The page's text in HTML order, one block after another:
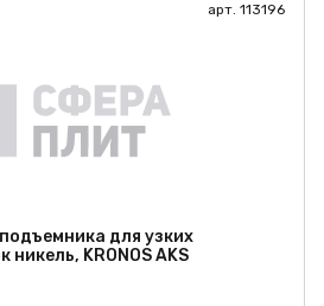
арт. 113196
для узких
KRONOS AKS